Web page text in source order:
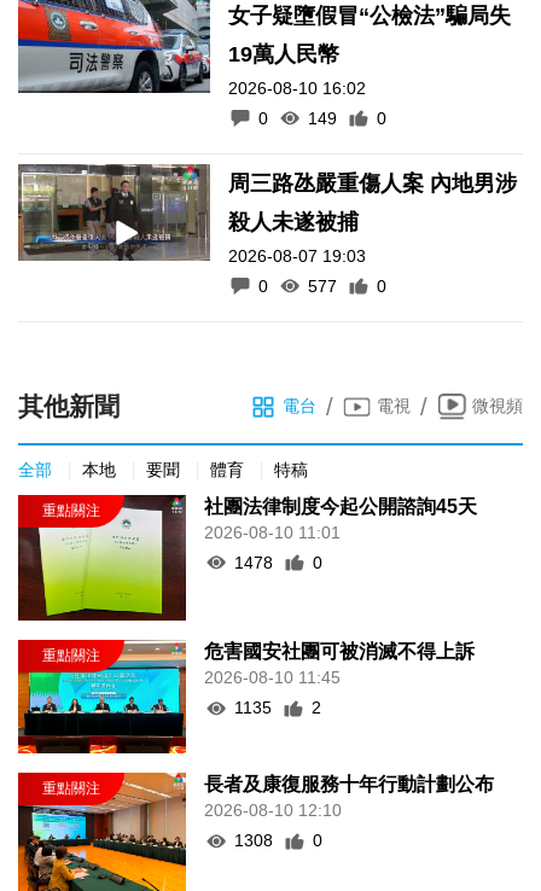
女子疑墮假冒“公檢法”騙局失
19萬人民幣
2026-08-10 16:02
0
149 0
周三路氹嚴重傷人案 內地男涉
殺人未遂被捕
2026-08-07 19:03
0
577 0
其他新聞 電台 / 電視 / 微視頻
全部 本地 要聞 體育 特稿
社團法律制度今起公開諮詢45天
2026-08-10 11:01
1478
0
危害國安社團可被消滅不得上訴
2026-08-10 11:45
1135
2
長者及康復服務十年行動計劃公布
2026-08-10 12:10
1308
0